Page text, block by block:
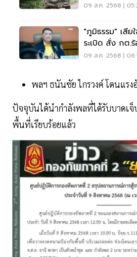
09 ส.ค. 2568 |
"ภูมิธรรม" เสีย
ระเบิด สั่ง กต.
อนุสัญญา
09 ส.ค. 2568 |
พลฯ ธนันชัย ไกรวงค์ โดนแรง
ปัจจุบันได้นำกำลังพลที่ได้รับบาดเจ็
พื้นที่เรียบร้อยแล้ว